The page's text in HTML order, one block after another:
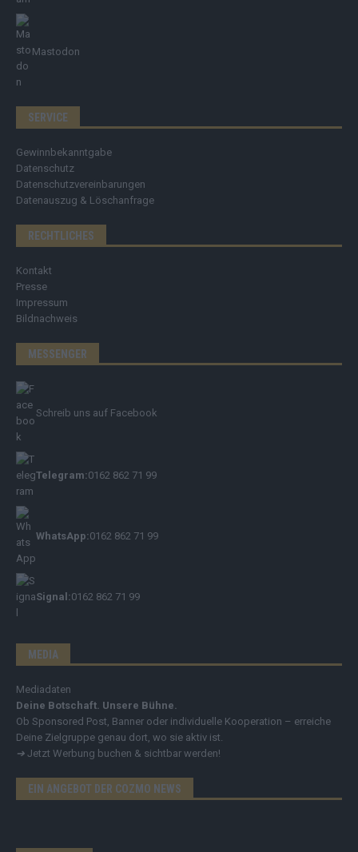
Mastodon
SERVICE
Gewinnbekanntgabe
Datenschutz
Datenschutzvereinbarungen
Datenauszug & Löschanfrage
RECHTLICHES
Kontakt
Presse
Impressum
Bildnachweis
MESSENGER
Schreib uns auf Facebook
Telegram:0162 862 71 99
WhatsApp:0162 862 71 99
Signal:0162 862 71 99
MEDIA
Mediadaten
Deine Botschaft. Unsere Bühne.
Ob Sponsored Post, Banner oder individuelle Kooperation – erreiche
Deine Zielgruppe genau dort, wo sie aktiv ist.
➔ Jetzt Werbung buchen & sichtbar werden!
EIN ANGEBOT DER COZMO NEWS